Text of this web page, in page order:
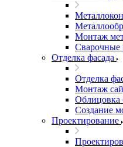
Монтаж
Сварочные
Отделка фасада
Отделка
Монтаж
Облицовка
Создание
Проектирование